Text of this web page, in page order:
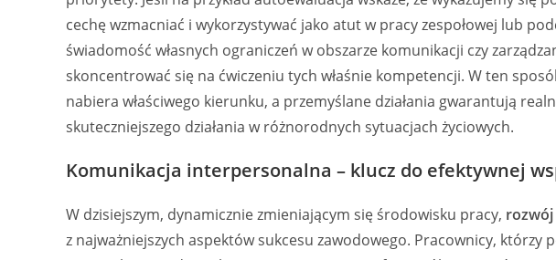
cechę wzmacniać i wykorzystywać jako atut w pracy zespołowej lub
świadomość własnych ograniczeń w obszarze komunikacji czy
skoncentrować się na ćwiczeniu tych właśnie kompetencji. W ten
nabiera właściwego kierunku, a przemyślane działania gwarantują
skuteczniejszego działania w różnorodnych sytuacjach życiowych.
Komunikacja interpersonalna – klucz do efektywnej
W dzisiejszym, dynamicznie zmieniającym się środowisku pracy,
z najważniejszych aspektów sukcesu zawodowego. Pracownicy, którzy